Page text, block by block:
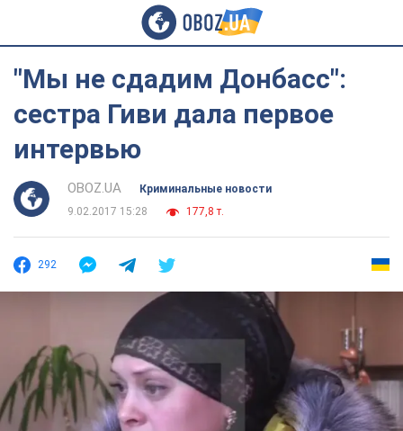
"Мы не сдадим Донбасс":
сестра Гиви дала первое
интервью
OBOZ.UA
Криминальные новости
9.02.2017 15:28
177,8 т.
292